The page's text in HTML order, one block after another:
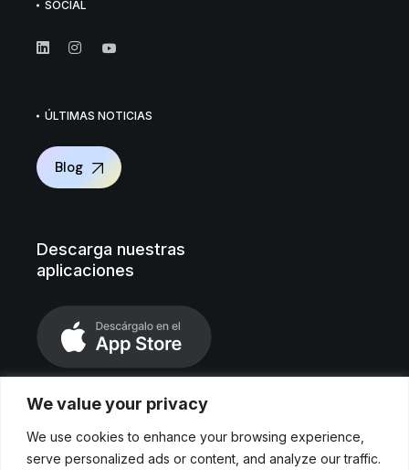
We value your privacy
We use cookies to enhance your browsing experience,
serve personalized ads or content, and analyze our traffic.
SOCIAL
ÚLTIMAS NOTICIAS
Blog
Descarga nuestras
aplicaciones